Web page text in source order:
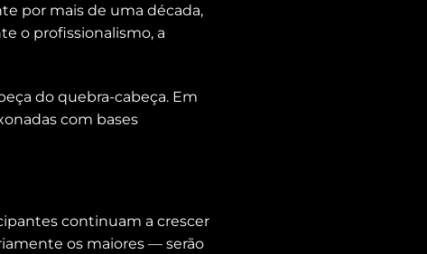
por mais de uma década,
o profissionalismo, a
do quebra-cabeça. Em
com bases
continuam a crescer
os maiores — serão